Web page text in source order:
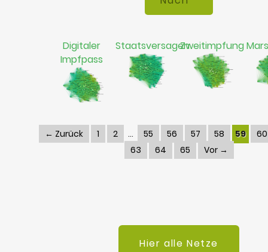
Digitaler
Impfpass
StaatsversagenZweitimpfung
← Zurück 1 2 55 56 57 58 59
60
63
64 65 Vor →
Hier alle Netze